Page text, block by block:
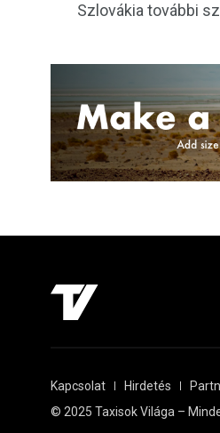
Szlovákia további
Kapcsolat Hirdetés
© 2025 Taxisok Világa –